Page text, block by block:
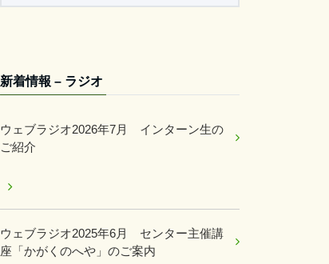
新着情報 – ラジオ
ウェブラジオ2026年7月 インターン生の
ご紹介
ウェブラジオ2025年6月 センター主催講
座「かがくのへや」のご案内